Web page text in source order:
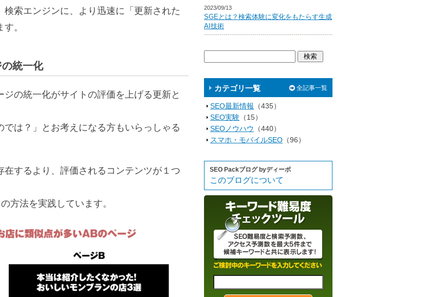
索エンジンに、より迅速に「更新された
。
統一化
の統一化がサイトの評価を上げる更新と
では？」とお考えになる方もいらっしゃる
するより、評価されるコンテンツが１つ
方法を実践しています。
2023/09/13
SGEとは？検索体験に変化をもたらす生成
AI技術
カテゴリ一覧 全記事一覧
SEO最新情報 （435）
SEO実験 （15）
SEOノウハウ
（440）
スマホ・モバイルSEO （96）
SEO Packブログ byディーボ
このブログについて